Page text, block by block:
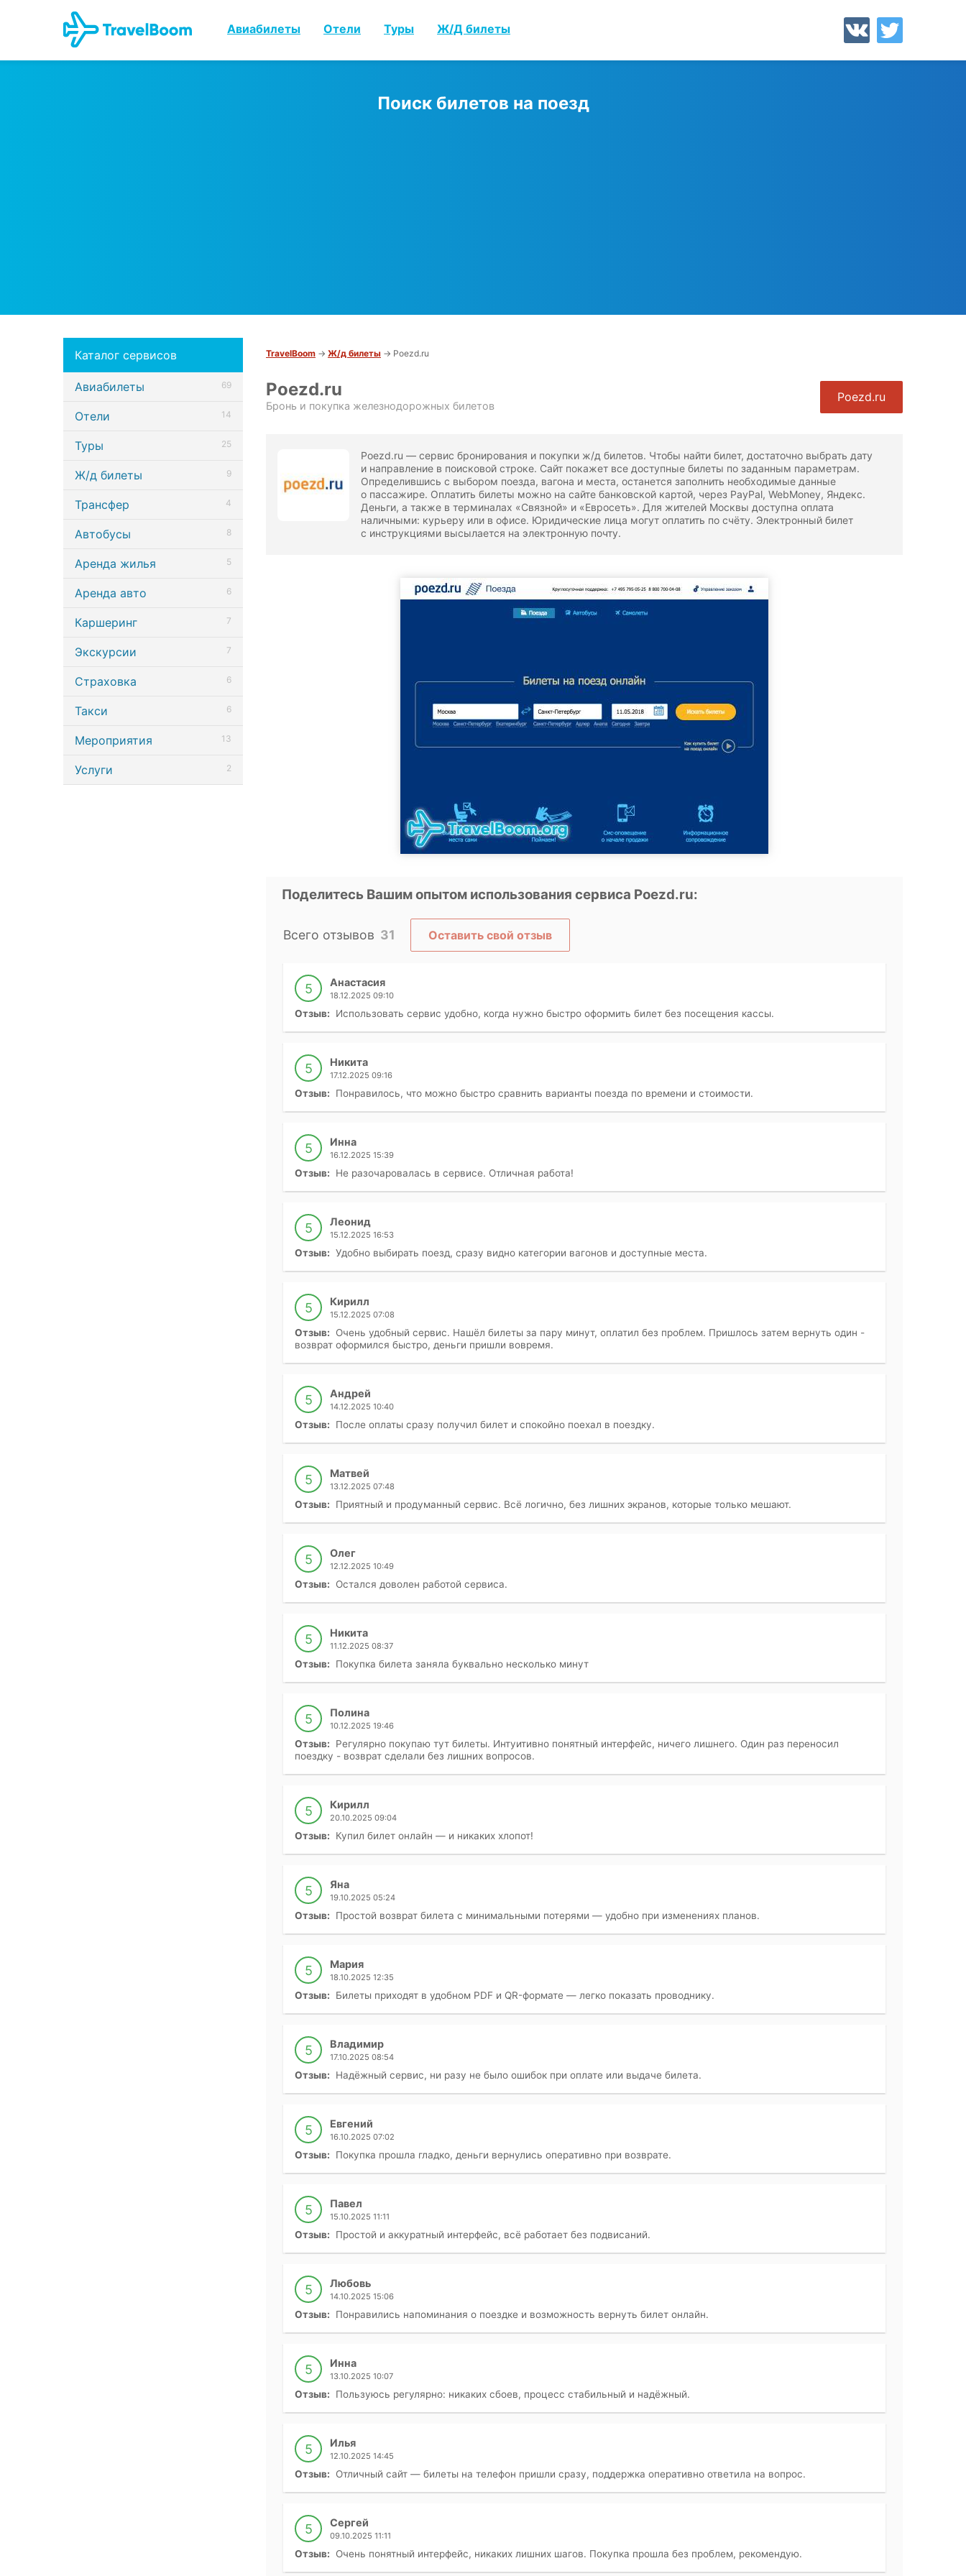
Авиабилеты Отели Туры Ж/Д билеты
Поиск билетов на поезд
Каталог сервисов
Авиабилеты 69
Отели 14
Туры 25
Ж/д билеты 9
Трансфер 4
Автобусы 8
Аренда жилья 5
Аренда авто 6
Каршеринг 7
Экскурсии 7
Страховка 6
Такси 6
Мероприятия 13
Услуги 2
TravelBoom → Ж/д билеты → Poezd.ru
Poezd.ru
Бронь и покупка железнодорожных билетов
Poezd.ru
Poezd.ru — сервис бронирования и покупки ж/д билетов. Чтобы найти билет, достаточно выбрать дату
и направление в поисковой строке. Сайт покажет все доступные билеты по заданным параметрам.
Определившись с выбором поезда, вагона и места, останется заполнить необходимые данные
о пассажире. Оплатить билеты можно на сайте банковской картой, через PayPal, WebMoney, Яндекс.
Деньги, а также в терминалах «Связной» и «Евросеть». Для жителей Москвы доступна оплата
наличными: курьеру или в офисе. Юридические лица могут оплатить по счёту. Электронный билет
с инструкциями высылается на электронную почту.
Поделитесь Вашим опытом использования сервиса Poezd.ru:
Всего отзывов 31 Оставить свой отзыв
5 Анастасия
18.12.2025 09:10
Отзыв: Использовать сервис удобно, когда нужно быстро оформить билет без посещения кассы.
5 Никита
17.12.2025 09:16
Отзыв: Понравилось, что можно быстро сравнить варианты поезда по времени и стоимости.
5 Инна
16.12.2025 15:39
Отзыв: Не разочаровалась в сервисе. Отличная работа!
5 Леонид
15.12.2025 16:53
Отзыв: Удобно выбирать поезд, сразу видно категории вагонов и доступные места.
5 Кирилл
15.12.2025 07:08
Отзыв:
Очень удобный сервис. Нашёл билеты за пару минут, оплатил без проблем. Пришлось затем вернуть один -
возврат оформился быстро, деньги пришли вовремя.
5 Андрей
14.12.2025 10:40
Отзыв: После оплаты сразу получил билет и спокойно поехал в поездку.
5 Матвей
13.12.2025 07:48
Отзыв: Приятный и продуманный сервис. Всё логично, без лишних экранов, которые только мешают.
5 Олег
12.12.2025 10:49
Отзыв: Остался доволен работой сервиса.
5 Никита
11.12.2025 08:37
Отзыв: Покупка билета заняла буквально несколько минут
5 Полина
10.12.2025 19:46
Отзыв:
Регулярно покупаю тут билеты. Интуитивно понятный интерфейс, ничего лишнего. Один раз переносил
поездку - возврат сделали без лишних вопросов.
5 Кирилл
20.10.2025 09:04
Отзыв: Купил билет онлайн — и никаких хлопот!
5 Яна
19.10.2025 05:24
Отзыв: Простой возврат билета с минимальными потерями — удобно при изменениях планов.
5 Мария
18.10.2025 12:35
Отзыв: Билеты приходят в удобном PDF и QR-формате — легко показать проводнику.
5 Владимир
17.10.2025 08:54
Отзыв: Надёжный сервис, ни разу не было ошибок при оплате или выдаче билета.
5 Евгений
16.10.2025 07:02
Отзыв: Покупка прошла гладко, деньги вернулись оперативно при возврате.
5 Павел
15.10.2025 11:11
Отзыв: Простой и аккуратный интерфейс, всё работает без подвисаний.
5 Любовь
14.10.2025 15:06
Отзыв: Понравились напоминания о поездке и возможность вернуть билет онлайн.
5 Инна
13.10.2025 10:07
Отзыв: Пользуюсь регулярно: никаких сбоев, процесс стабильный и надёжный.
5 Илья
12.10.2025 14:45
Отзыв: Отличный сайт — билеты на телефон пришли сразу, поддержка оперативно ответила на вопрос.
5 Сергей
09.10.2025 11:11
Отзыв: Очень понятный интерфейс, никаких лишних шагов. Покупка прошла без проблем, рекомендую.